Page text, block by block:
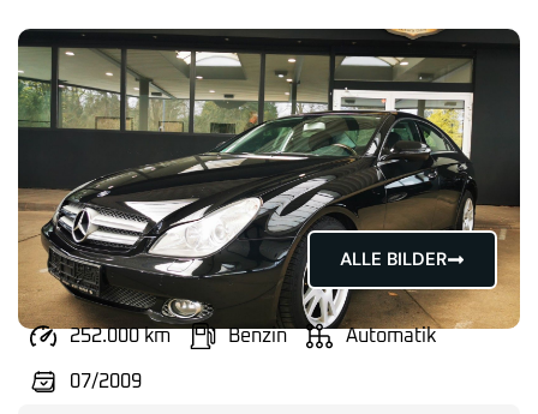
ALLE BILDER
252.000 km Benzin Automatik
07/2009